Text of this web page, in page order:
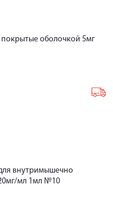
оболочкой 5мг
внутримышечно
мл 1мл №10